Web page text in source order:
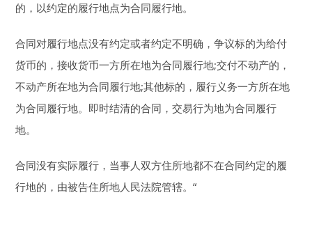
的，以约定的履行地点为合同履行地。
合同对履行地点没有约定或者约定不明确，争议标的为给付
货币的，接收货币一方所在地为合同履行地;交付不动产的，
不动产所在地为合同履行地;其他标的，履行义务一方所在地
为合同履行地。即时结清的合同，交易行为地为合同履行
地。
合同没有实际履行，当事人双方住所地都不在合同约定的履
行地的，由被告住所地人民法院管辖。“